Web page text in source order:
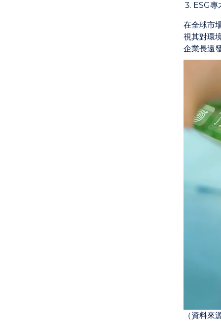
ESG專
在全球市
視其對環
企業長遠
（資料來